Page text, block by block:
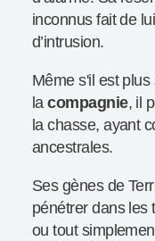
inconnus fait de
d’intrusion.
Même s'il est plus
lacompagnie, il
la chasse, ayant
ancestrales.
Ses gènes de
pénétrer dans les
ou tout